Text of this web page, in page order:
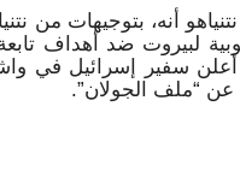
أنه، بتوجيهات من
لبيروت ضد أهداف
أعلن سفير إسرائيل في
“ملف الجولان”.